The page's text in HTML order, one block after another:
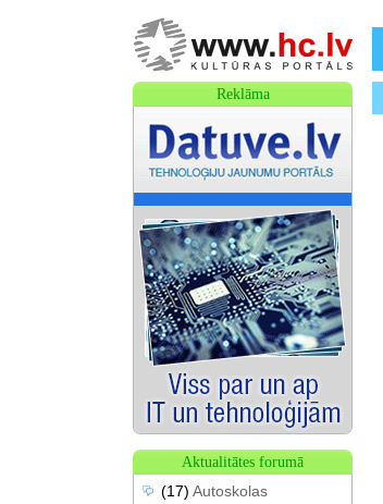
Reklāma
Aktualitātes forumā
(17) Autoskolas